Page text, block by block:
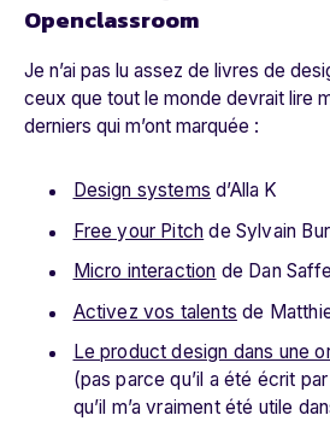
Openclassroom
Je n’ai pas lu assez de livres de
ceux que tout le monde devrait lire
derniers qui m’ont marquée :
Design systems d’Alla K
Free your Pitch de Sylvain
Micro interaction de Dan
Activez vos talents de
Le product design dans une
(pas parce qu’il a été écrit
qu’il m’a vraiment été utile